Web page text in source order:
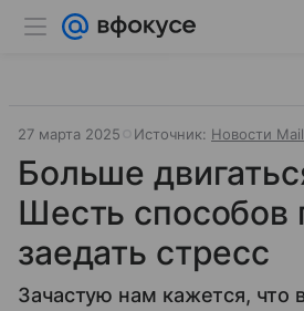
27 марта 2025 Источник: Новости Mail
Больше
Шесть способов
заедать стресс
Зачастую нам кажется, что